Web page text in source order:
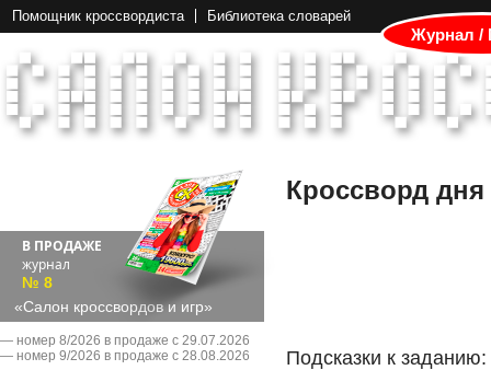
Помощник кроссвордиста Библиотека словарей
Журнал /
В ПРОДАЖЕ
журнал
№ 8
«Салон кроссвордов и игр»
― номер 8/2026 в продаже с 29.07.2026
― номер 9/2026 в продаже с 28.08.2026
Кроссворд дня
Подсказки к заданию: